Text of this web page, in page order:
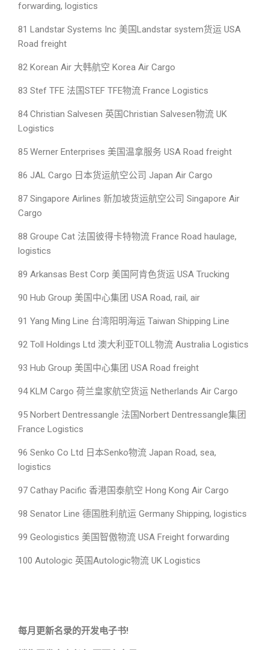
forwarding, logistics
81 Landstar Systems Inc 美国Landstar system货运 USA
Road freight
82 Korean Air 大韩航空 Korea Air Cargo
83 Stef TFE 法国STEF TFE物流 France Logistics
84 Christian Salvesen 英国Christian Salvesen物流 UK
Logistics
85 Werner Enterprises 美国温拿服务 USA Road freight
86 JAL Cargo 日本货运航空公司 Japan Air Cargo
87 Singapore Airlines 新加坡货运航空公司 Singapore Air
Cargo
88 Groupe Cat 法国彼得卡特物流 France Road haulage,
logistics
89 Arkansas Best Corp 美国阿肯色货运 USA Trucking
90 Hub Group 美国中心集团 USA Road, rail, air
91 Yang Ming Line 台湾阳明海运 Taiwan Shipping Line
92 Toll Holdings Ltd 澳大利亚TOLL物流 Australia Logistics
93 Hub Group 美国中心集团 USA Road freight
94 KLM Cargo 荷兰皇家航空货运 Netherlands Air Cargo
95 Norbert Dentressangle 法国Norbert Dentressangle集团
France Logistics
96 Senko Co Ltd 日本Senko物流 Japan Road, sea,
logistics
97 Cathay Pacific 香港国泰航空 Hong Kong Air Cargo
98 Senator Line 德国胜利航运 Germany Shipping, logistics
99 Geologistics 美国智傲物流 USA Freight forwarding
100 Autologic 英国Autologic物流 UK Logistics
每月更新名录的开发电子书!